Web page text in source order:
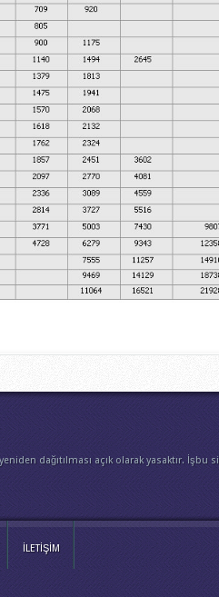
dağıtılması açık olarak yasaktır.
İLETİŞİM